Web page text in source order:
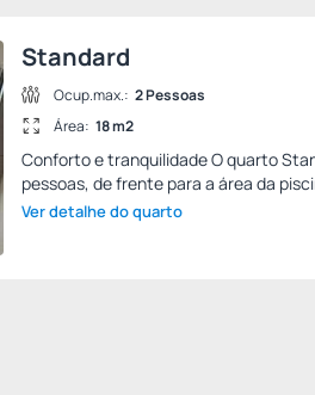
Standard
Ocup.max.: 2 Pessoas
Área: 18 m2
Conforto e tranquilidade O quarto
pessoas, de frente para a área da
Ver detalhe do quarto